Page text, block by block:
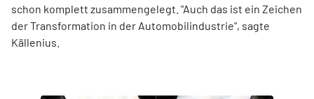
schon komplett zusammengelegt. "Auch das ist ein Zeichen
der Transformation in der Automobilindustrie", sagte
Källenius.